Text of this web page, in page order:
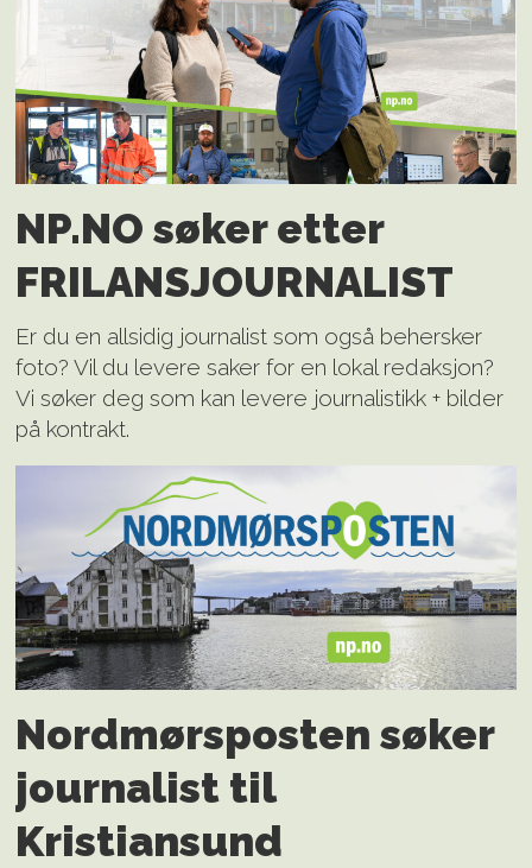
NP.NO søker etter
FRILANS­JOURNALIST
Er du en allsidig journalist som også behersker
foto? Vil du levere saker for en lokal redaksjon?
Vi søker deg som kan levere journalistikk + bilder
på kontrakt.
Nordmørsposten søker
journalist til
Kristiansund